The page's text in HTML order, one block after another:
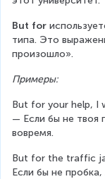
But for
типа. Это
произошло».
Примеры:
But for your help, I
— Если бы не твоя
вовремя.
But for the traffic
Если бы не